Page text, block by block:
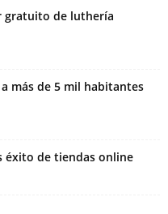
gratuito de luthería
más de 5 mil habitantes
éxito de tiendas online